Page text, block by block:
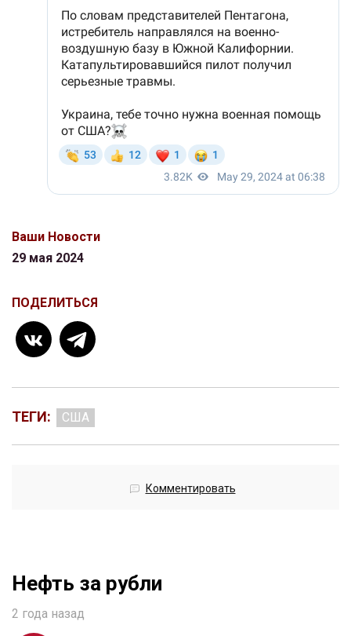
Ваши Новости
29 мая 2024
ПОДЕЛИТЬСЯ
ТЕГИ: США
Комментировать
Нефть за рубли
2 года назад